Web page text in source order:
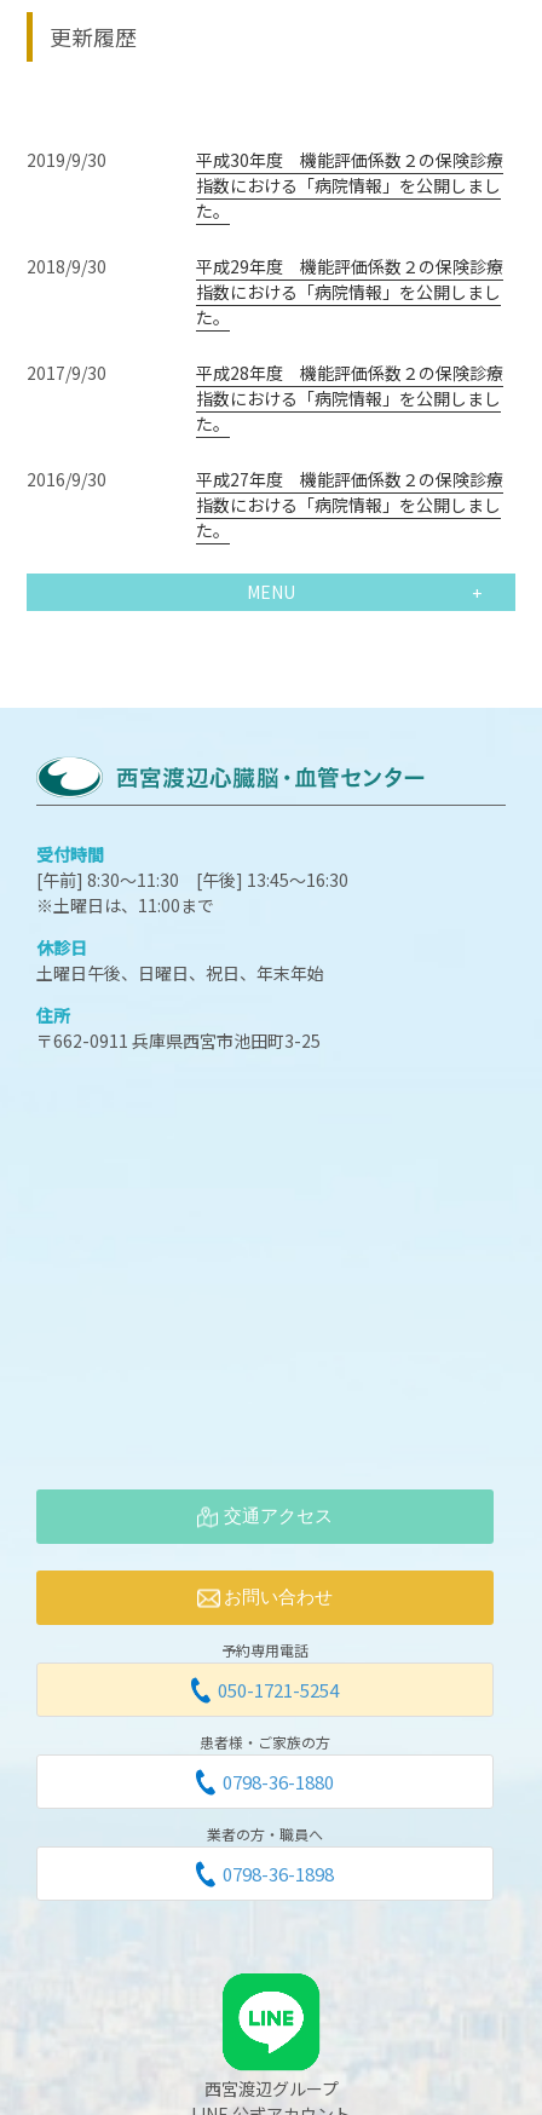
更新履歴
2019/9/30
平成30年度 機能評価係数２の保険診療
指数における「病院情報」を公開しまし
た。
2018/9/30
平成29年度 機能評価係数２の保険診療
指数における「病院情報」を公開しまし
た。
2017/9/30
平成28年度 機能評価係数２の保険診療
指数における「病院情報」を公開しまし
た。
2016/9/30
平成27年度 機能評価係数２の保険診療
指数における「病院情報」を公開しまし
た。
MENU
受付時間
[午前] 8:30～11:30 [午後] 13:45～16:30
※土曜日は、11:00まで
休診日
土曜日午後、日曜日、祝日、年末年始
住所
〒662-0911 兵庫県西宮市池田町3-25
交通アクセス
お問い合わせ
予約専用電話
050-1721-5254
患者様・ご家族の方
0798-36-1880
業者の方・職員へ
0798-36-1898
西宮渡辺グループ